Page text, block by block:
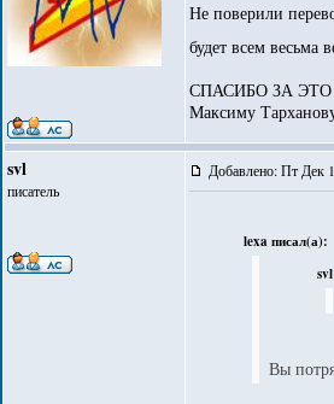
Не поверили
будет всем весьма
СПАСИБО ЗА
Максиму
svl
писатель
Добавлено: Пт Дек
lexa писал(а):
Вы